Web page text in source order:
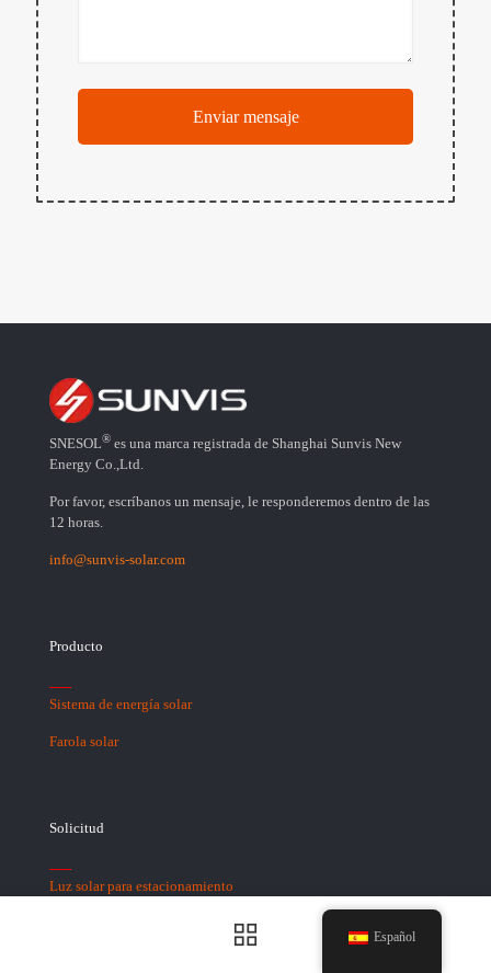
SNESOL® es una marca registrada de Shanghai Sunvis New
Energy Co.,Ltd.
Por favor, escríbanos un mensaje, le responderemos dentro de las
12 horas.
info@sunvis-solar.com
Producto
Sistema de energía solar
Farola solar
Solicitud
Luz solar para estacionamiento
Luz solar para cancha de baloncesto
Español